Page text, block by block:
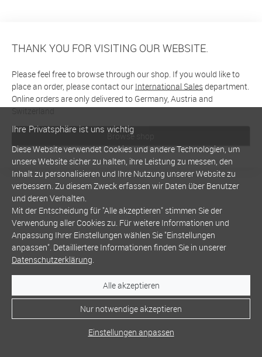
THANK YOU FOR VISITING OUR WEBSITE.
Please feel free to browse through our shop. If you would like to
place an order, please contact our International Salesdepartment.
Online orders are only delivered to Germany, Austria and
Switzerland
Browse shop
Ihre Privatsphäre ist uns wichtig
Diese Website verwendet Cookies und andere Technologien, um
unsere Website sicher zu halten, ihre Leistung zu messen, den
Inhalt zu personalisieren und Ihre Nutzung unserer Website zu
verbessern. Zu diesem Zweck erfassen wir Daten über Benutzer
und deren Verhalten.
Mit der Entscheidung für "Alle akzeptieren" stimmen Sie der
Verwendung aller Cookies zu. Für weitere Informationen und
Anpassung Ihrer Einstellungen wählen Sie "Einstellungen
anpassen". Detailliertere Informationen finden Sie in unserer
Datenschutzerklärung.
Alle akzeptieren
Nur notwendige akzeptieren
Einstellungen anpassen